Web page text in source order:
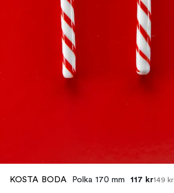
KOSTA BODA Polka 170 mm 117 kr149 kr